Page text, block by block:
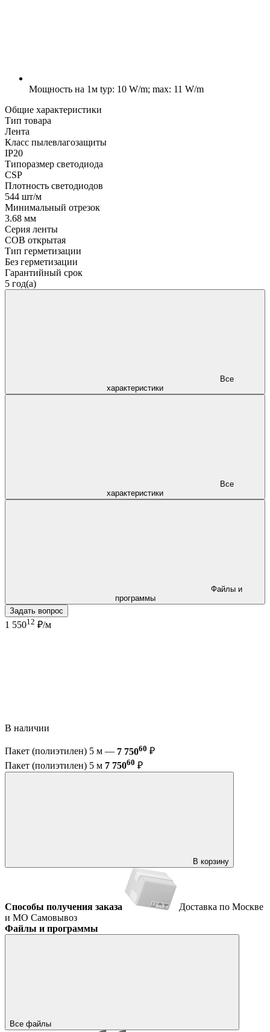
Мощность на 1м typ: 10 W/m; max: 11 W/m
Общие характеристики
Тип товара
Лента
Класс пылевлагозащиты
IP20
Типоразмер светодиода
CSP
Плотность светодиодов
544 шт/м
Минимальный отрезок
3.68 мм
Серия ленты
COB открытая
Тип герметизации
Без герметизации
Гарантийный срок
5 год(а)
характеристики
характеристики
программы
Задать вопрос
1 55012 ₽/м
В наличии
Пакет (полиэтилен) 5 м — 7 75060 ₽
Пакет (полиэтилен) 5 м 7 75060 ₽
В корзину
Способы получения заказа
Доставка по Москве
и МО Самовывоз
Файлы и программы
Все файлы